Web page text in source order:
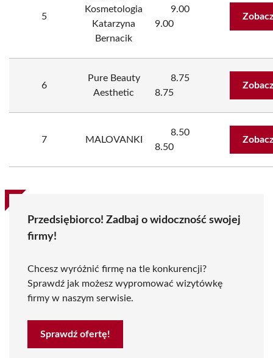
5
Kosmetologia
Katarzyna
Bernacik
9.00
9.00
6
Pure Beauty
Aesthetic
8.75
8.75
7 MALOVANKI
8.50
8.50
Przedsiębiorco! Zadbaj o widoczność swojej
firmy!
Chcesz wyróżnić firmę na tle konkurencji?
Sprawdź jak możesz wypromować wizytówkę
firmy w naszym serwisie.
Sprawdź ofertę!